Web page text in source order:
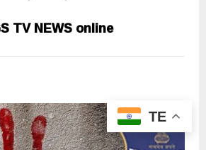
TV NEWS online
TE